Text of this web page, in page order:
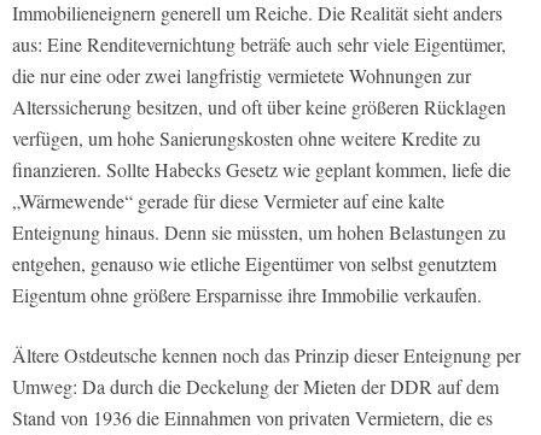
Immobilieneignern generell um Reiche. Die Realität sieht anders
aus: Eine Renditevernichtung beträfe auch sehr viele Eigentümer,
die nur eine oder zwei langfristig vermietete Wohnungen zur
Alterssicherung besitzen, und oft über keine größeren Rücklagen
verfügen, um hohe Sanierungskosten ohne weitere Kredite zu
finanzieren. Sollte Habecks Gesetz wie geplant kommen, liefe die
„Wärmewende“ gerade für diese Vermieter auf eine kalte
Enteignung hinaus. Denn sie müssten, um hohen Belastungen zu
entgehen, genauso wie etliche Eigentümer von selbst genutztem
Eigentum ohne größere Ersparnisse ihre Immobilie verkaufen.
Ältere Ostdeutsche kennen noch das Prinzip dieser Enteignung per
Umweg: Da durch die Deckelung der Mieten der DDR auf dem
Stand von 1936 die Einnahmen von privaten Vermietern, die es